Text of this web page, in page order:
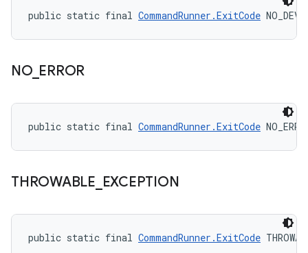
public static final CommandRunner.ExitCode
NO_ ERROR
public static final CommandRunner.ExitCode
THROWABLE EXCEPTION
public static final CommandRunner.ExitCode